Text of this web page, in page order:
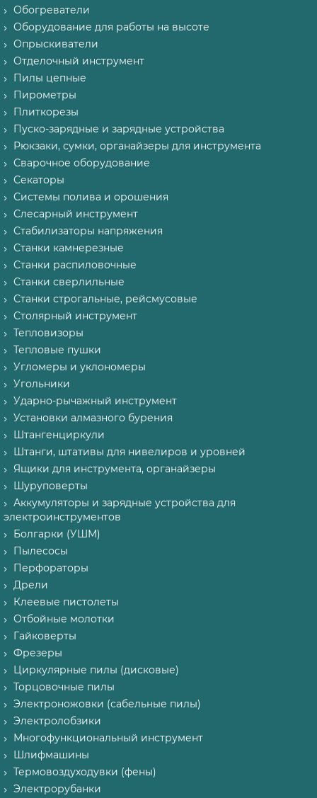
Обогреватели
Оборудование для работы на высоте
Опрыскиватели
Отделочный инструмент
Пилы цепные
Пирометры
Плиткорезы
Пуско-зарядные и зарядные устройства
Рюкзаки, сумки, органайзеры для инструмента
Сварочное оборудование
Секаторы
Системы полива и орошения
Слесарный инструмент
Стабилизаторы напряжения
Станки камнерезные
Станки распиловочные
Станки сверлильные
Станки строгальные, рейсмусовые
Столярный инструмент
Тепловизоры
Тепловые пушки
Угломеры и уклономеры
Угольники
Ударно-рычажный инструмент
Установки алмазного бурения
Штангенциркули
Штанги, штативы для нивелиров и уровней
Ящики для инструмента, органайзеры
Шуруповерты
Аккумуляторы и зарядные устройства для
электроинструментов
Болгарки (УШМ)
Пылесосы
Перфораторы
Дрели
Клеевые пистолеты
Отбойные молотки
Гайковерты
Фрезеры
Циркулярные пилы (дисковые)
Торцовочные пилы
Электроножовки (сабельные пилы)
Электролобзики
Многофункциональный инструмент
Шлифмашины
Термовоздуходувки (фены)
Электрорубанки